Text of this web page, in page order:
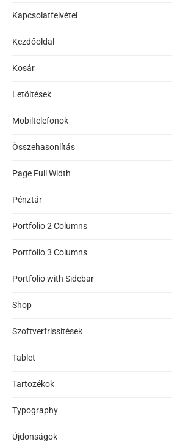
Kapcsolatfelvétel
Kezdőoldal
Kosár
Letöltések
Mobiltelefonok
Összehasonlítás
Page Full Width
Pénztár
Portfolio 2 Columns
Portfolio 3 Columns
Portfolio with Sidebar
Shop
Szoftverfrissítések
Tablet
Tartozékok
Typography
Újdonságok